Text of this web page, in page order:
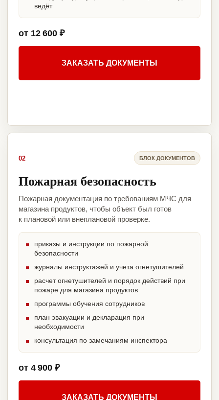
ведёт
от 12 600 ₽
ЗАКАЗАТЬ ДОКУМЕНТЫ
02 БЛОК ДОКУМЕНТОВ
Пожарная безопасность
Пожарная документация по требованиям МЧС для
магазина продуктов, чтобы объект был готов
к плановой или внеплановой проверке.
приказы и инструкции по пожарной
безопасности
журналы инструктажей и учета огнетушителей
расчет огнетушителей и порядок действий при
пожаре для магазина продуктов
программы обучения сотрудников
план эвакуации и декларация при
необходимости
консультация по замечаниям инспектора
от 4 900 ₽
ЗАКАЗАТЬ ДОКУМЕНТЫ